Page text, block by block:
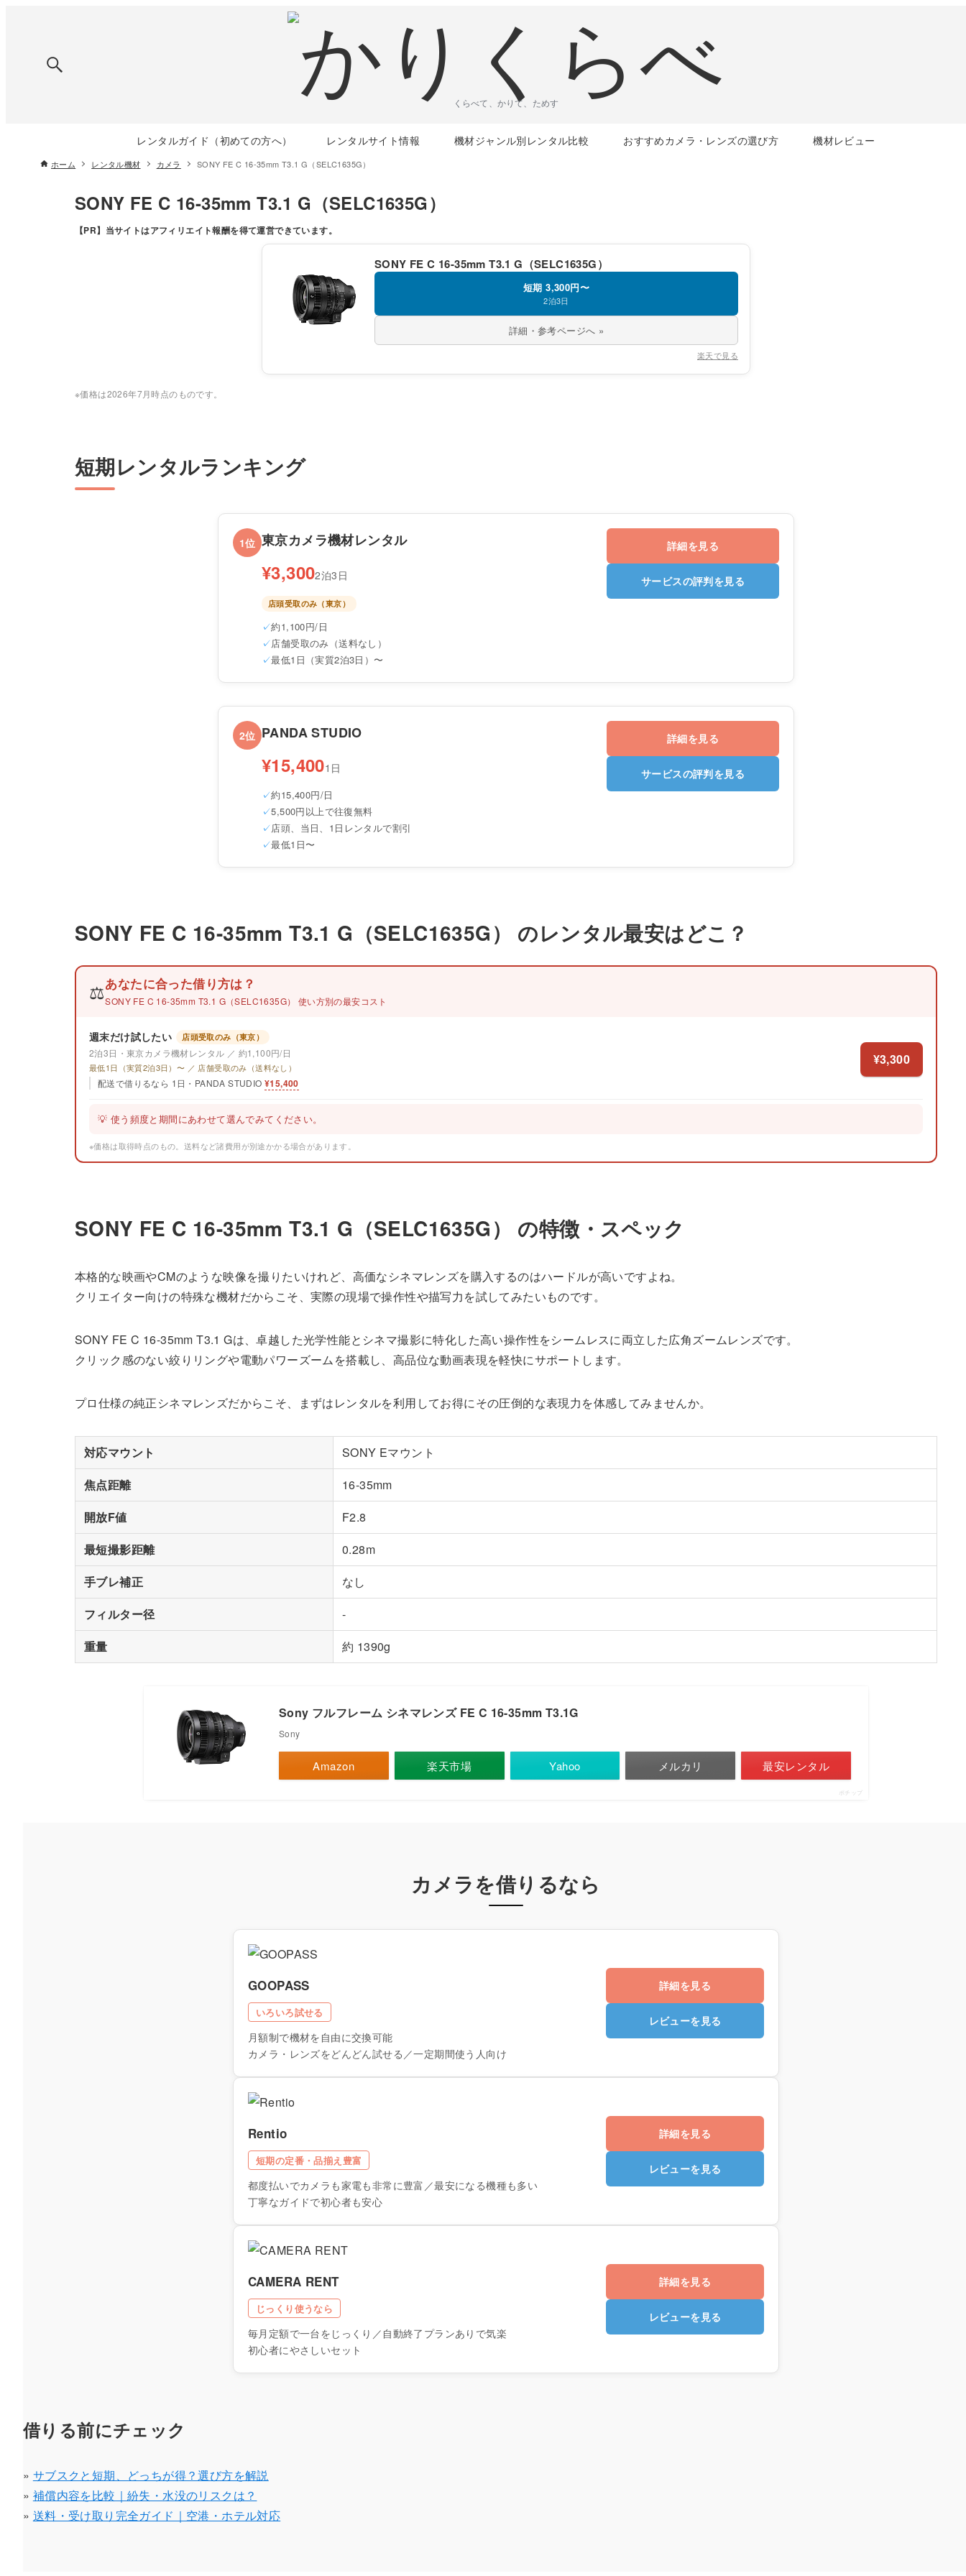
くらべて、かりて、ためす
レンタルガイド（初めての方へ） レンタルサイト情報 機材ジャンル別レンタル比較 おすすめカメラ・レンズの選び方 機材レビュー
ホーム レンタル機材 カメラ SONY FE C 16-35mm T3.1 G（SELC1635G）
SONY FE C 16-35mm T3.1 G（SELC1635G）
【PR】 当サイトはアフィリエイト報酬を得て運営できています。
SONY FE C 16-35mm T3.1 G（SELC1635G）
短期 3,300円〜
2泊3日
詳細・参考ページへ »
楽天で見る
※価格は2026年7月時点のものです。
短期レンタルランキング
1位 東京カメラ機材レンタル
¥3,3002泊3日
店頭受取のみ（東京）
約1,100円/日
店舗受取のみ（送料なし）
最低1日（実質2泊3日）〜
詳細を見る
サービスの評判を見る
2位 PANDA STUDIO
¥15,4001日
約15,400円/日
5,500円以上で往復無料
店頭、当日、1日レンタルで割引
最低1日〜
詳細を見る
サービスの評判を見る
SONY FE C 16-35mm T3.1 G（SELC1635G） のレンタル最安はどこ？
⚖️あなたに合った借り方は？
SONY FE C 16-35mm T3.1 G（SELC1635G） 使い方別の最安コスト
週末だけ試したい 店頭受取のみ（東京）
2泊3日・東京カメラ機材レンタル ／ 約1,100円/日
最低1日（実質2泊3日）〜 ／ 店舗受取のみ（送料なし）
配送で借りるなら 1日・PANDA STUDIO ¥15,400
¥3,300
💡 使う頻度と期間にあわせて選んでみてください。
※価格は取得時点のもの。送料など諸費用が別途かかる場合があります。
SONY FE C 16-35mm T3.1 G（SELC1635G） の特徴・スペック
本格的な映画やCMのような映像を撮りたいけれど、高価なシネマレンズを購入するのはハードルが高いですよね。
クリエイター向けの特殊な機材だからこそ、実際の現場で操作性や描写力を試してみたいものです。
SONY FE C 16-35mm T3.1 Gは、卓越した光学性能とシネマ撮影に特化した高い操作性をシームレスに両立した広角ズームレンズです。
クリック感のない絞りリングや電動パワーズームを搭載し、高品位な動画表現を軽快にサポートします。
プロ仕様の純正シネマレンズだからこそ、まずはレンタルを利用してお得にその圧倒的な表現力を体感してみませんか。
対応マウント
SONY Eマウント
焦点距離
16-35mm
開放F値
F2.8
最短撮影距離
0.28m
手ブレ補正
なし
フィルター径
-
重量
約 1390g
Sony フルフレーム シネマレンズ FE C 16-35mm T3.1G
Sony
Amazon 楽天市場 Yahoo メルカリ 最安レンタル
ポチップ
カメラを借りるなら
GOOPASS
いろいろ試せる
月額制で機材を自由に交換可能
カメラ・レンズをどんどん試せる／一定期間使う人向け
詳細を見る
レビューを見る
Rentio
短期の定番・品揃え豊富
都度払いでカメラも家電も非常に豊富／最安になる機種も多い
丁寧なガイドで初心者も安心
詳細を見る
レビューを見る
CAMERA RENT
じっくり使うなら
毎月定額で一台をじっくり／自動終了プランありで気楽
初心者にやさしいセット
詳細を見る
レビューを見る
借りる前にチェック
» サブスクと短期、どっちが得？選び方を解説
» 補償内容を比較｜紛失・水没のリスクは？
» 送料・受け取り完全ガイド｜空港・ホテル対応